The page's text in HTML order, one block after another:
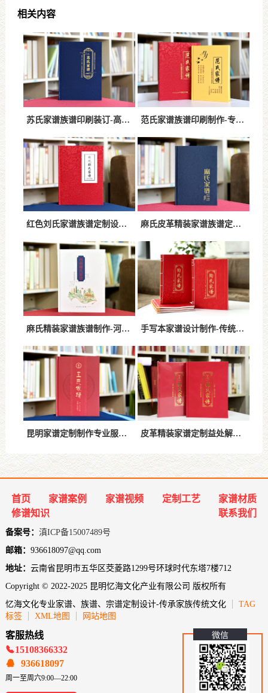
相关内容
苏氏家谱族谱印刷装订-高品质精装工艺传承百年家族文化 范氏家谱族谱印刷制作-专业精装印刷打造百年传承精品家谱
红色刘氏家谱族谱定制设计-高端精装工艺打造收藏级刘氏家谱 麻氏皮革精装家谱族谱定制-高端家谱排版印刷设计服务
麻氏精装家谱族谱制作-河南麻氏家谱排版设计定制 手写本家谱设计制作-传统书写与现代定制结合指南
昆明家谱定制制作专业服务指南一站式家谱设计印刷解决方案 皮革精装家谱定制益处解析-高端耐用的家谱装帧选择
首页 家谱案例 家谱视频 定制工艺
家谱材质
修谱知识
联系我们
备案号： 滇ICP备15007489号
邮箱： 936618097@qq.com
地址： 云南省昆明市五华区茭菱路1299号环球时代东塔7楼712
Copyright © 2022-2025 昆明忆海文化产业有限公司 版权所有
忆海文化专业家谱、族谱、宗谱定制设计-传承家族传统文化
TAG
标签
XML地图 网站地图
客服热线
15108366332
936618097
周一至周六9:00—22:00
微信